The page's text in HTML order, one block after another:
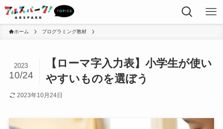
ホーム プログラミング教材
【ローマ字入力表】小学生が使い
やすいものを選ぼう
2023
10/24
2023年10月24日